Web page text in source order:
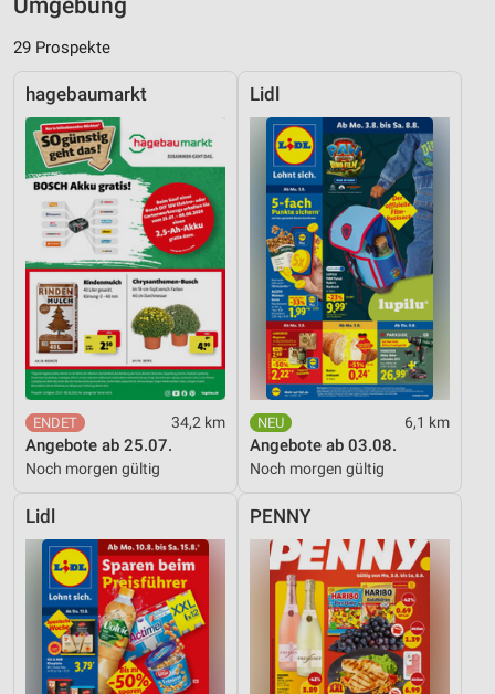
Umgebung
29 Prospekte
hagebaumarkt
34,2 km
Angebote ab 25.07.
Noch morgen gültig
Lidl
6,1 km
Angebote ab 03.08.
Noch morgen gültig
Lidl PENNY